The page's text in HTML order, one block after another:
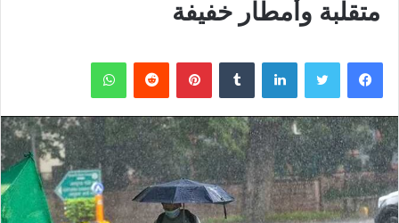
متقلبة وأمطار خفيفة
فيسبوك تويتر لينكدإن بينتيريست واتساب